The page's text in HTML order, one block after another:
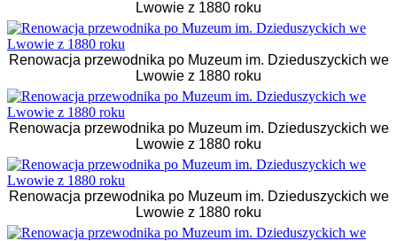
Lwowie z 1880 roku
Renowacja przewodnika po Muzeum im. Dzieduszyckich we
Lwowie z 1880 roku
Renowacja przewodnika po Muzeum im. Dzieduszyckich we
Lwowie z 1880 roku
Renowacja przewodnika po Muzeum im. Dzieduszyckich we
Lwowie z 1880 roku